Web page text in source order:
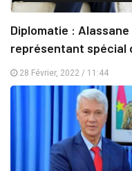
Diplomatie :
représentant spécial
28 Février, 2022 / 11:44